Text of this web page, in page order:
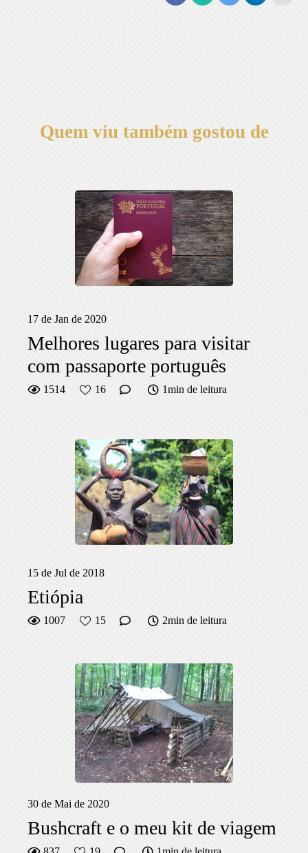
Quem viu também gostou de
17 de Jan de 2020
Melhores lugares para visitar
com passaporte português
1514 16 1min de leitura
15 de Jul de 2018
Etiópia
1007 15 2min de leitura
30 de Mai de 2020
Bushcraft e o meu kit de viagem